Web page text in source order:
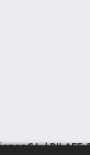
S.L. | RII-AEE: